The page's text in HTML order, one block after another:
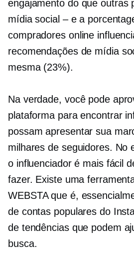
engajamento do que outras
mídia social – e a
compradores online
recomendações de mídia
mesma (23%).
Na verdade, você pode
plataforma para encontrar
possam apresentar sua
milhares de seguidores. No
o influenciador é mais fácil
fazer. Existe uma
WEBSTA que é,
de contas populares do
de tendências que podem
busca.